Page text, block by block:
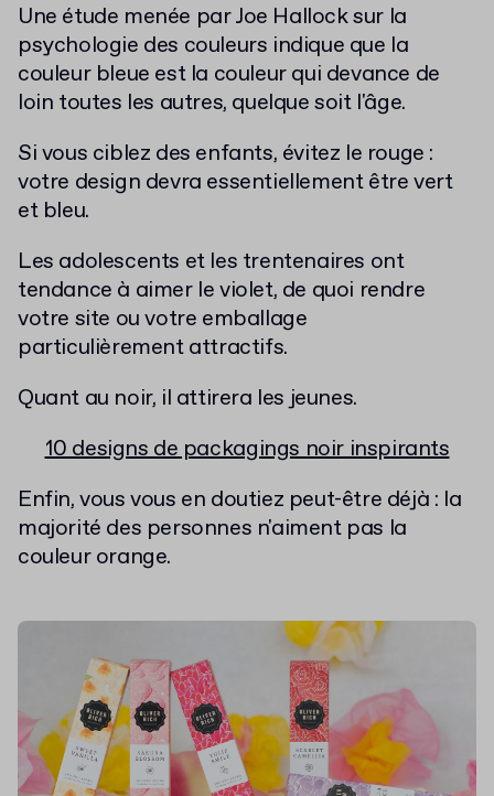
Une étude menée par Joe Hallock sur la
psychologie des couleurs indique que la
couleur bleue est la couleur qui devance de
loin toutes les autres, quelque soit l'âge.
Si vous ciblez des enfants, évitez le rouge :
votre design devra essentiellement être vert
et bleu.
Les adolescents et les trentenaires ont
tendance à aimer le violet, de quoi rendre
votre site ou votre emballage
particulièrement attractifs.
Quant au noir, il attirera les jeunes.
10 designs de packagings noir inspirants
Enfin, vous vous en doutiez peut-être déjà : la
majorité des personnes n'aiment pas la
couleur orange.